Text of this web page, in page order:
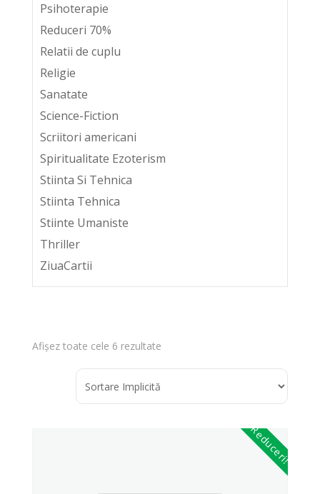
Psihoterapie
Reduceri 70%
Relatii de cuplu
Religie
Sanatate
Science-Fiction
Scriitori americani
Spiritualitate Ezoterism
Stiinta Si Tehnica
Stiinta Tehnica
Stiinte Umaniste
Thriller
ZiuaCartii
Afișez toate cele 6 rezultate
Reduceri!